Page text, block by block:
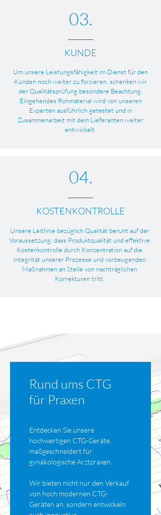
03.
KUNDE
Um unsere Leistungsfähigkeit im Dienst für den
Kunden noch weiter zu forcieren, schenken wir
der Qualitätsprüfung besondere Beachtung.
Eingehendes Rohmaterial wird von unseren
Experten ausführlich getestet und in
Zusammenarbeit mit dem Lieferanten weiter
entwickelt.
04.
KOSTENKONTROLLE
Unsere Leitlinie bezüglich Qualität beruht auf der
Voraussetzung, dass Produktqualität und effektive
Kostenkontrolle durch Konzentration auf die
Integrität unserer Prozesse und vorbeugenden
Maßnahmen an Stelle von nachträglichen
Korrekturen tritt.
Rund ums CTG
für Praxen
Entdecken Sie unsere
hochwertigen CTG-Geräte,
maßgeschneidert für
gynäkologischeArztpraxen.
Wir bieten nicht nur den Verkauf
von hoch modernen CTG-
Geräten an, sondern entwickeln